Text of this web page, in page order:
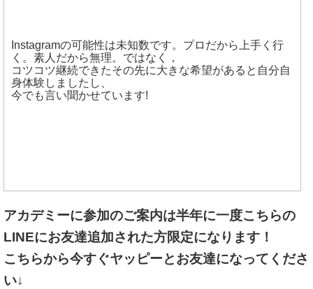
Instagramの可能性は未知数です。プロだから上手く行
く。素人だから無理。ではなく，
コツコツ継続できたその先に大きな希望があると自分自
身体験しましたし、
今でも言い聞かせています!
アカデミーに参加のご案内は半年に一度こちらの
LINEにお友達追加された方限定になります！
こちらから今すぐヤッピーとお友達になってくださ
い↓